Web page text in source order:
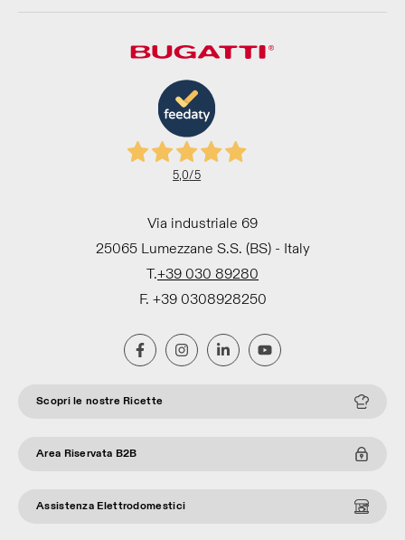
5,0/5
Via industriale 69
25065 Lumezzane S.S. (BS) - Italy
T.+39 030 89280
F. +39 0308928250
Scopri le nostre Ricette
Area Riservata B2B
Assistenza Elettrodomestici